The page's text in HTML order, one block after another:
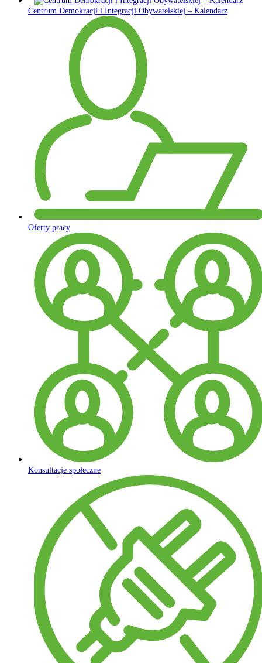
Centrum Demokracji i Integracji Obywatelskiej – Kalendarz
Oferty pracy
Konsultacje społeczne